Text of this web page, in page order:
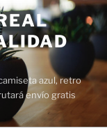
azul, retro
envío gratis